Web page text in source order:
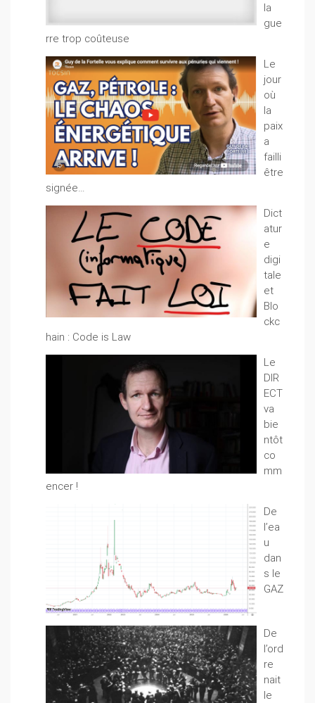
la
gue
rre trop coûteuse
Le
jour
où
la
paix
a
failli
être
signée…
Dict
atur
e
digi
tale
et
Blo
ckc
hain : Code is Law
Le
DIR
ECT
va
bie
ntôt
co
mm
encer !
De
l’ea
u
dan
s le
GAZ
De
l’ord
re
nait
le